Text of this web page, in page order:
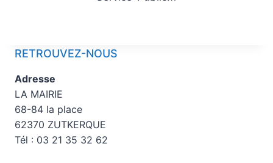
RETROUVEZ-NOUS
Adresse
LA MAIRIE
68-84 la place
62370 ZUTKERQUE
Tél : 03 21 35 32 62